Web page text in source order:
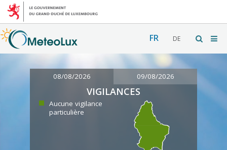
FR DE
08/08/2026 09/08/2026
VIGILANCES
Aucune vigilance
particulière